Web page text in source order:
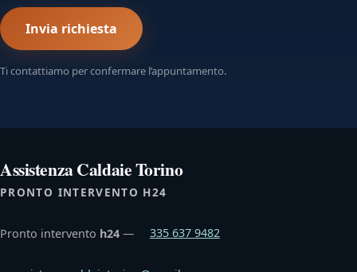
Invia richiesta
Ti contattiamo per confermare l’appuntamento.
Assistenza Caldaie Torino
PRONTO INTERVENTO H24
Pronto intervento h24 — 335 637 9482